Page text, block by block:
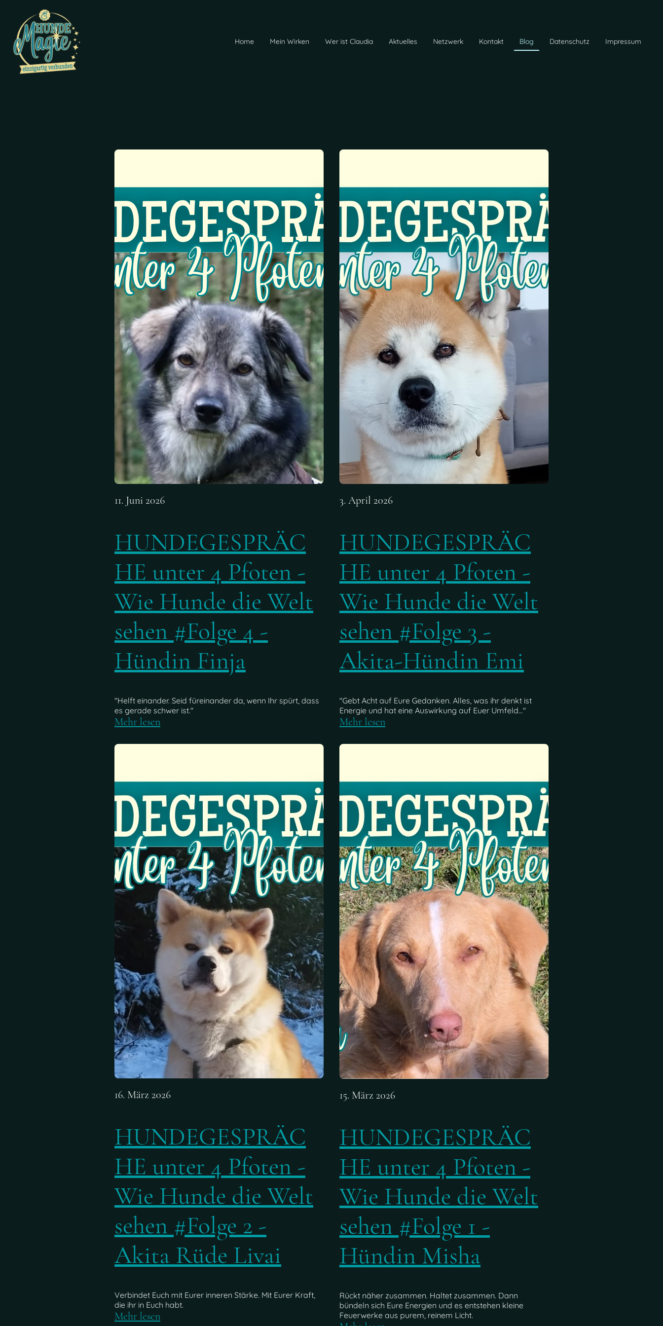
Home Mein Wirken Wer ist Claudia Aktuelles Netzwerk Kontakt Blog Datenschutz Impressum
11. Juni 2026
HUNDEGESPRÄC
HE unter 4 Pfoten -
Wie Hunde die Welt
sehen #Folge 4 -
Hündin Finja
"Helft einander. Seid füreinander da, wenn Ihr spürt, dass
es gerade schwer ist."
Mehr lesen
3. April 2026
HUNDEGESPRÄC
HE unter 4 Pfoten -
Wie Hunde die Welt
sehen #Folge 3 -
Akita-Hündin Emi
"Gebt Acht auf Eure Gedanken. Alles, was ihr denkt ist
Energie und hat eine Auswirkung auf Euer Umfeld..."
Mehr lesen
16. März 2026
HUNDEGESPRÄC
HE unter 4 Pfoten -
Wie Hunde die Welt
sehen #Folge 2 -
Akita Rüde Livai
Verbindet Euch mit Eurer inneren Stärke. Mit Eurer Kraft,
die ihr in Euch habt.
Mehr lesen
15. März 2026
HUNDEGESPRÄC
HE unter 4 Pfoten -
Wie Hunde die Welt
sehen #Folge 1 -
Hündin Misha
Rückt näher zusammen. Haltet zusammen. Dann
bündeln sich Eure Energien und es entstehen kleine
Feuerwerke aus purem, reinem Licht.